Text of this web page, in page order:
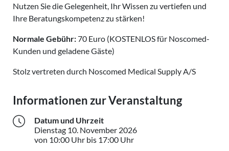
Nutzen Sie die Gelegenheit, Ihr Wissen zu vertiefen und
Ihre Beratungskompetenz zu stärken!
Normale Gebühr:70 Euro (KOSTENLOS für Noscomed-
Kunden und geladene Gäste)
Stolz vertreten durch Noscomed Medical Supply A/S
Informationen zur Veranstaltung
Datum und Uhrzeit
Dienstag 10. November 2026
von 10:00 Uhr bis 17:00 UhrDienstag 10. November